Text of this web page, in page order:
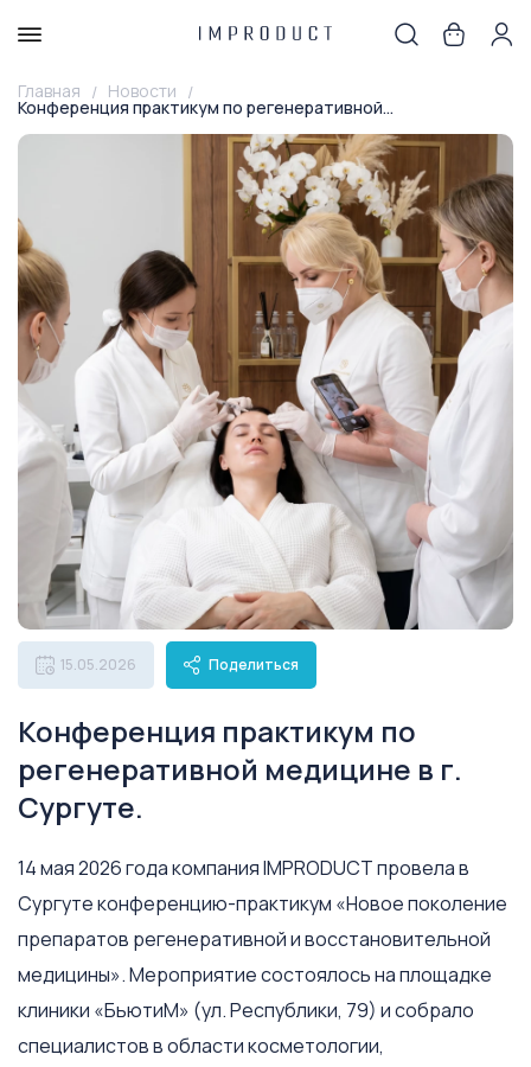
Главная Новости
Конференция практикум по регенеративной...
15.05.2026 Поделиться
Конференция практикум по
регенеративной медицине в г.
Сургуте.
14 мая 2026 года компания IMPRODUCT провела в
Сургуте конференцию-практикум «Новое поколение
препаратов регенеративной и восстановительной
медицины». Мероприятие состоялось на площадке
клиники «БьютиМ» (ул. Республики, 79) и собрало
специалистов в области косметологии,